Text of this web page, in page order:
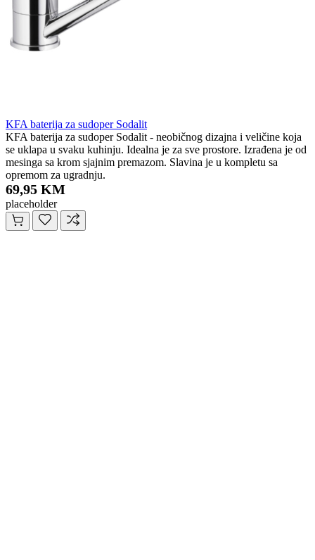
KFA baterija za sudoper Sodalit
KFA baterija za sudoper Sodalit - neobičnog dizajna i veličine koja
se uklapa u svaku kuhinju. Idealna je za sve prostore. Izrađena je od
mesinga sa krom sjajnim premazom. Slavina je u kompletu sa
opremom za ugradnju.
69,95 KM
placeholder